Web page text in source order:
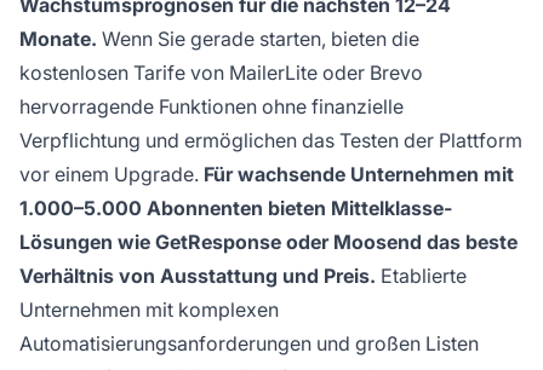
Wachstumsprognosen für die nächsten 12–24
Monate. Wenn Sie gerade starten, bieten die
kostenlosen Tarife von MailerLite oder Brevo
hervorragende Funktionen ohne finanzielle
Verpflichtung und ermöglichen das Testen der Plattform
vor einem Upgrade. Für wachsende Unternehmen mit
1.000–5.000 Abonnenten bieten Mittelklasse-
Lösungen wie GetResponse oder Moosend das beste
Verhältnis von Ausstattung und Preis. Etablierte
Unternehmen mit komplexen
Automatisierungsanforderungen und großen Listen